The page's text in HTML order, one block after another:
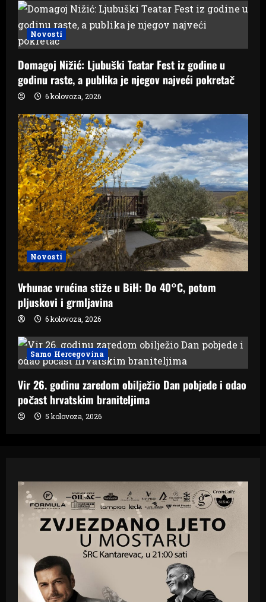
Novosti
Domagoj Nižić: Ljubuški Teatar Fest iz godine u
godinu raste, a publika je njegov najveći pokretač
6 kolovoza, 2026
Novosti
Vrhunac vrućina stiže u BiH: Do 40°C, potom
pljuskovi i grmljavina
6 kolovoza, 2026
Samo Hercegovina
Vir 26. godinu zaredom obilježio Dan pobjede i odao
počast hrvatskim braniteljima
5 kolovoza, 2026